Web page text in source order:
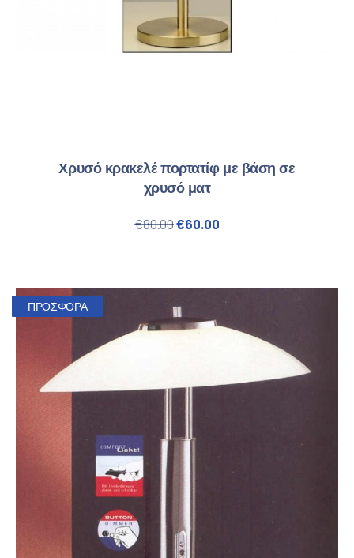
Χρυσό κρακελέ πορτατίφ με βάση σε
χρυσό ματ
€80.00Original price was: €80.00.
€60.00
ΠΡΟΣΦΟΡΆ